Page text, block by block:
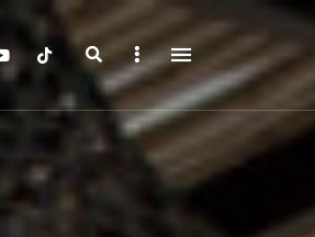
SearchSidebar